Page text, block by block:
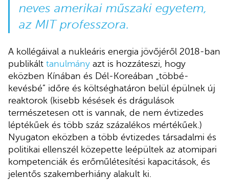
neves amerikai műszaki egyetem,
az MIT professzora.
A kollégáival a nukleáris energia jövőjéről 2018-ban
publikált tanulmány azt is hozzáteszi, hogy
eközben Kínában és Dél-Koreában „többé-
kevésbé” időre és költséghatáron belül épülnek új
reaktorok (kisebb késések és drágulások
természetesen ott is vannak, de nem évtizedes
léptékűek és több száz százalékos mértékűek.)
Nyugaton eközben a több évtizedes társadalmi és
politikai ellenszél közepette leépültek az atomipari
kompetenciák és erőműlétesítési kapacitások, és
jelentős szakemberhiány alakult ki.